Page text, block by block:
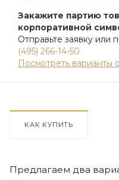
Закажите партию
корпоративной
Отправьте заявку или
(495) 266-14-50
Посмотреть варианты
КАК КУПИТЬ
Предлагаем два